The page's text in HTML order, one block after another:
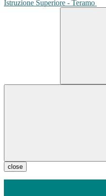
Istruzione Superiore - Teramo
close